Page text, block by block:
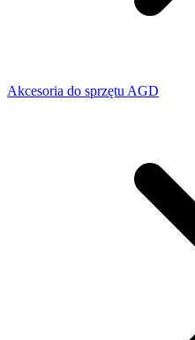
Akcesoria do sprzętu AGD